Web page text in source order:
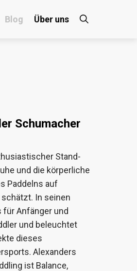
Blog Über uns
Schumacher
Stand-
und die körperliche
Paddelns auf
In seinen
Anfänger und
und beleuchtet
dieses
Alexanders
ist Balance,